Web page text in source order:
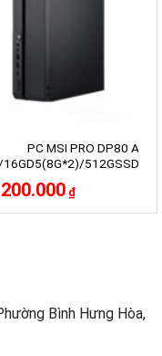
PC MSI PRO DP80 AI
512GSSD/
hình MP223 E2
₫
Bình Hưng Hòa,